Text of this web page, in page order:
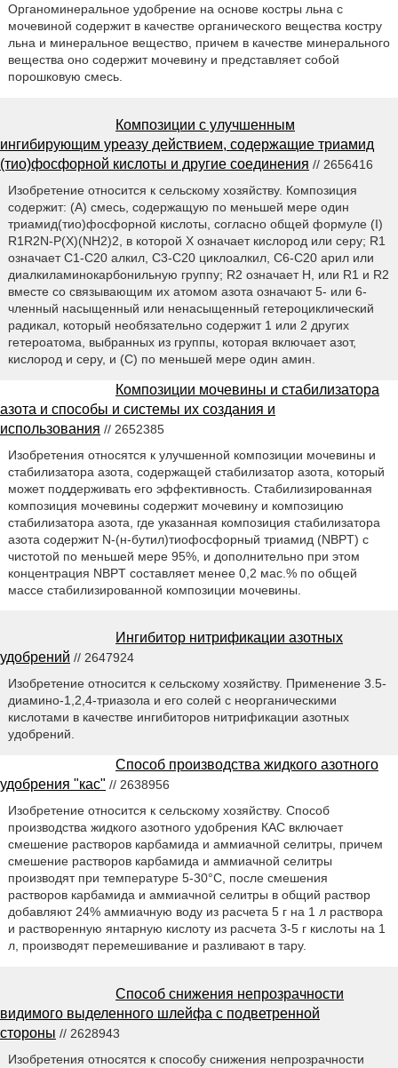
Органоминеральное удобрение на основе костры льна с
мочевиной содержит в качестве органического вещества костру
льна и минеральное вещество, причем в качестве минерального
вещества оно содержит мочевину и представляет собой
порошковую смесь.
Композиции с улучшенным
ингибирующим уреазу действием, содержащие триамид
(тио)фосфорной кислоты и другие соединения // 2656416
Изобретение относится к сельскому хозяйству. Композиция
содержит: (А) смесь, содержащую по меньшей мере один
триамид(тио)фосфорной кислоты, согласно общей формуле (I)
R1R2N-P(X)(NH2)2, в которой X означает кислород или серу; R1
означает C1-С20 алкил, С3-С20 циклоалкил, С6-С20 арил или
диалкиламинокарбонильную группу; R2 означает Н, или R1 и R2
вместе со связывающим их атомом азота означают 5- или 6-
членный насыщенный или ненасыщенный гетероциклический
радикал, который необязательно содержит 1 или 2 других
гетероатома, выбранных из группы, которая включает азот,
кислород и серу, и (С) по меньшей мере один амин.
Композиции мочевины и стабилизатора
азота и способы и системы их создания и
использования // 2652385
Изобретения относятся к улучшенной композиции мочевины и
стабилизатора азота, содержащей стабилизатор азота, который
может поддерживать его эффективность. Стабилизированная
композиция мочевины содержит мочевину и композицию
стабилизатора азота, где указанная композиция стабилизатора
азота содержит N-(н-бутил)тиофосфорный триамид (NBPT) с
чистотой по меньшей мере 95%, и дополнительно при этом
концентрация NBPT составляет менее 0,2 мас.% по общей
массе стабилизированной композиции мочевины.
Ингибитор нитрификации азотных
удобрений // 2647924
Изобретение относится к сельскому хозяйству. Применение 3.5-
диамино-1,2,4-триазола и его солей с неорганическими
кислотами в качестве ингибиторов нитрификации азотных
удобрений.
Способ производства жидкого азотного
удобрения "кас" // 2638956
Изобретение относится к сельскому хозяйству. Способ
производства жидкого азотного удобрения КАС включает
смешение растворов карбамида и аммиачной селитры, причем
смешение растворов карбамида и аммиачной селитры
производят при температуре 5-30°С, после смешения
растворов карбамида и аммиачной селитры в общий раствор
добавляют 24% аммиачную воду из расчета 5 г на 1 л раствора
и растворенную янтарную кислоту из расчета 3-5 г кислоты на 1
л, производят перемешивание и разливают в тару.
Способ снижения непрозрачности
видимого выделенного шлейфа с подветренной
стороны // 2628943
Изобретения относятся к способу снижения непрозрачности